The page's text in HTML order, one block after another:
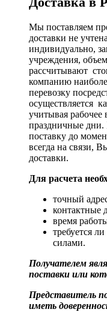
Мы поставляем
доставки не
индивидуально,
учреждения,
рассчитывают
компанию
перевозку
осуществляется
учитывая
праздничные дни.
поставку до
всегда на связи,
доставки.
Для расчета
точный
контактные
время
требуется
силами.
Получателем
поставки или
Представитель
иметь